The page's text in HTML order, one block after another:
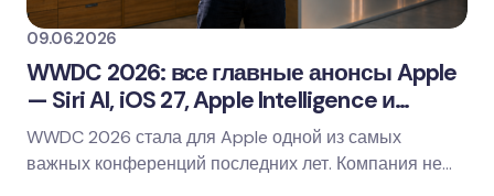
09.06.2026
WWDC 2026: все главные анонсы Apple
— Siri AI, iOS 27, Apple Intelligence и
новый дизайн
WWDC 2026 стала для Apple одной из самых
важных конференций последних лет. Компания не